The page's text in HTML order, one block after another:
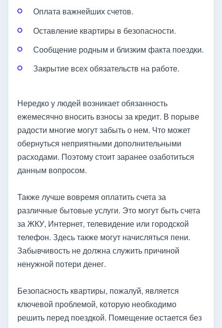
Оплата важнейших счетов.
Оставление квартиры в безопасности.
Сообщение родным и близким факта поездки.
Закрытие всех обязательств на работе.
Нередко у людей возникает обязанность
ежемесячно вносить взносы за кредит. В порыве
радости многие могут забыть о нем. Что может
обернуться неприятными дополнительными
расходами. Поэтому стоит заранее озаботиться
данным вопросом.
Также лучше вовремя оплатить счета за
различные бытовые услуги. Это могут быть счета
за ЖКУ, Интернет, телевидение или городской
телефон. Здесь также могут начисляться пени.
Забывчивость не должна служить причиной
ненужной потери денег.
Безопасность квартиры, пожалуй, является
ключевой проблемой, которую необходимо
решить перед поездкой. Помещение остается без